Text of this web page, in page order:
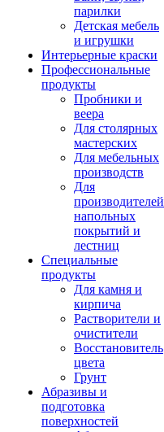
парилки
Детская мебель
и игрушки
Интерьерные краски
Профессиональные
продукты
Пробники и
веера
Для столярных
мастерских
Для мебельных
производств
Для
производителей
напольных
покрытий и
лестниц
Специальные
продукты
Для камня и
кирпича
Растворители и
очистители
Восстановитель
цвета
Грунт
Абразивы и
подготовка
поверхностей